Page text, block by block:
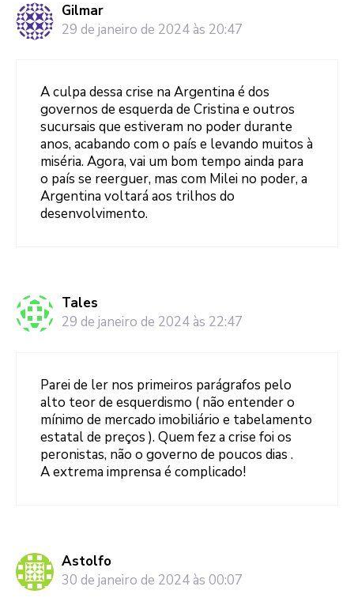
Gilmar
29 de janeiro de 2024 às 20:47
A culpa dessa crise na Argentina é dos
governos de esquerda de Cristina e outros
sucursais que estiveram no poder durante
anos, acabando com o país e levando muitos à
miséria. Agora, vai um bom tempo ainda para
o país se reerguer, mas com Milei no poder, a
Argentina voltará aos trilhos do
desenvolvimento.
Tales
29 de janeiro de 2024 às 22:47
Parei de ler nos primeiros parágrafos pelo
alto teor de esquerdismo ( não entender o
mínimo de mercado imobiliário e tabelamento
estatal de preços ). Quem fez a crise foi os
peronistas, não o governo de poucos dias .
A extrema imprensa é complicado!
Astolfo
30 de janeiro de 2024 às 00:07